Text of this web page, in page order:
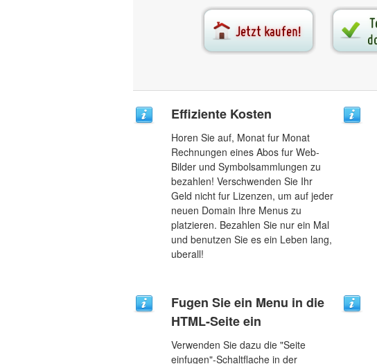
Effiziente Kosten
Horen Sie auf, Monat fur Monat
Rechnungen eines Abos fur Web-
Bilder und Symbolsammlungen zu
bezahlen! Verschwenden Sie Ihr
Geld nicht fur Lizenzen, um auf jeder
neuen Domain Ihre Menus zu
platzieren. Bezahlen Sie nur ein Mal
und benutzen Sie es ein Leben lang,
uberall!
Fugen Sie ein Menu in die
HTML-Seite ein
Verwenden Sie dazu die "Seite
einfugen"-Schaltflache in der